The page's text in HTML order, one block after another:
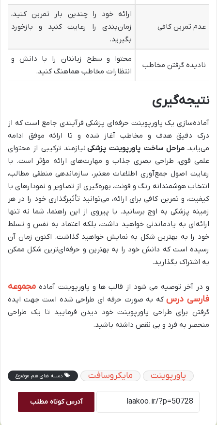
عدم تمرین کافی
ارائه خود را چندین بار تمرین کنید،
زمان‌بندی را رعایت کنید و بازخورد
بگیرید.
نادیده گرفتن مخاطب
محتوا و سطح زبانتان را با دانش و
انتظارات مخاطب هماهنگ کنید.
نتیجه‌گیری
آماده‌سازی یک پاورپوینت حرفه‌ای پزشکی فرآیندی جامع است که از
درک دقیق هدف و مخاطب آغاز شده و تا ارائه موفق ادامه
می‌یابد.مراحل ساخت پاورپوینت پزشکی نیازمند ترکیبی از محتوای
علمی قوی، طراحی بصری جذاب و مهارت‌های ارائه مؤثر است. با
رعایت اصول جمع‌آوری اطلاعات معتبر، سازماندهی منطقی مطالب،
انتخاب هوشمندانه رنگ و فونت، بهره‌گیری از تصاویر و نمودارهای با
کیفیت، و تمرین کافی برای ارائه، می‌توانید تأثیرگذاری خود را در هر
زمینه پزشکی به اوج برسانید. با پیروی از این راهنما، شما نه تنها
ارائه‌ای به یادماندنی خواهید داشت، بلکه اعتماد به نفس و تسلط
خود را به بهترین شکل به نمایش خواهید گذاشت. اکنون زمان آن
رسیده است که دانش خود را به بهترین و حرفه‌ای‌ترین شکل ممکن
به اشتراک بگذارید.
و در آخر توصیه می شود از قالب ها و پاورپوینت آماده مجموعه
فارسی درسکه به صورت حرفه ای طراحی شده است جهت ایده
گرفتن برای طراحی پاورپوینت خود دیدن فرمایید تا یک طراحی
منحصر به فرد و بی نقص داشته باشید.
دسته های هم موضوع مایکروسافت پاورپوینت
آدرس کوتاه مطلب